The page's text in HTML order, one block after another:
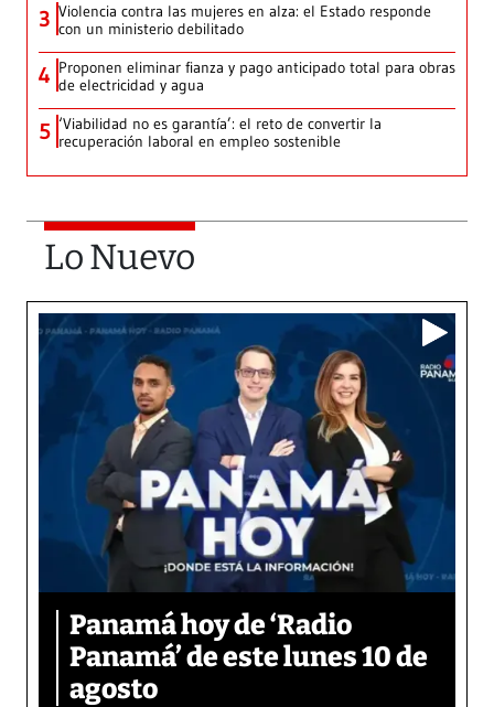
3 Violencia contra las mujeres en alza: el Estado responde
con un ministerio debilitado
4 Proponen eliminar fianza y pago anticipado total para obras
de electricidad y agua
5 ‘Viabilidad no es garantía’: el reto de convertir la
recuperación laboral en empleo sostenible
Lo Nuevo
Panamá hoy de ‘Radio
Panamá’ de este lunes 10 de
agosto